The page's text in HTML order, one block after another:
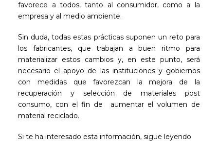
favorece a todos, tanto al consumidor, como a la
empresa y al medio ambiente.
Sin duda, todas estas prácticas suponen un reto para
los fabricantes, que trabajan a buen ritmo para
materializar estos cambios y, en este punto, será
necesario el apoyo de las instituciones y gobiernos
con medidas que favorezcan la mejora de la
recuperación y selección de materiales post
consumo, con el fin de aumentar el volumen de
material reciclado.
Si te ha interesado esta información, sigue leyendo